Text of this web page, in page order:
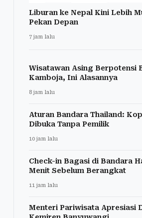
Liburan ke Nepal Kini Lebih
Pekan Depan
7 jam lalu
Wisatawan Asing Berpotensi
Kamboja, Ini Alasannya
8 jam lalu
Aturan Bandara Thailand:
Dibuka Tanpa Pemilik
10 jam lalu
Check-in Bagasi di Bandara
Menit Sebelum Berangkat
11 jam lalu
Menteri Pariwisata Apresiasi